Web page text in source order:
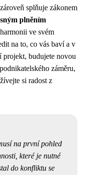
splňuje zákonem
plněním
ve svém
na to, co vás baví a v
budujete novou
záměru,
si radost z
na první pohled
které je nutné
do konfliktu se